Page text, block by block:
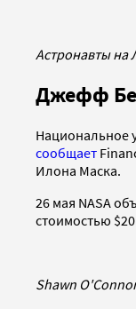
Астронавты на
Джефф
Национальное
сообщает
Илона Маска.
26 мая NASA
стоимостью
Shawn